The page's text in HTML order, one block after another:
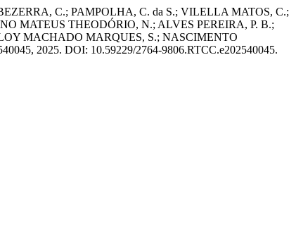
C.; PAMPOLHA, C. da S.; VILELLA MATOS, C.;
MATEUS THEODÓRIO, N.; ALVES PEREIRA, P. B.;
MACHADO MARQUES, S.; NASCIMENTO
2025. DOI: 10.59229/2764-9806.RTCC.e202540045.